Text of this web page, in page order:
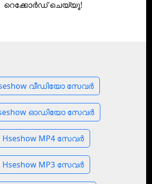
റെക്കോര്‍ഡ് ചെയ്യൂ!
വീഡിയോ സേവർ
ഓഡിയോ സേവർ
Hseshow MP4 സേവർ
Hseshow MP3 സേവർ